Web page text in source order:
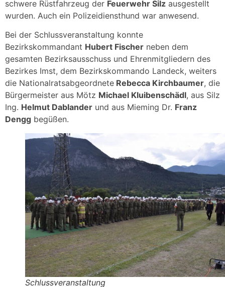
schwere Rüstfahrzeug der Feuerwehr Silz ausgestellt
wurden. Auch ein Polizeidiensthund war anwesend.
Bei der Schlussveranstaltung konnte
Bezirkskommandant Hubert Fischer neben dem
gesamten Bezirksausschuss und Ehrenmitgliedern des
Bezirkes Imst, dem Bezirkskommando Landeck, weiters
die Nationalratsabgeordnete Rebecca Kirchbaumer, die
Bürgermeister aus Mötz Michael Kluibenschädl, aus Silz
Ing. Helmut Dablander und aus Mieming Dr. Franz
Dengg begüßen.
Schlussveranstaltung